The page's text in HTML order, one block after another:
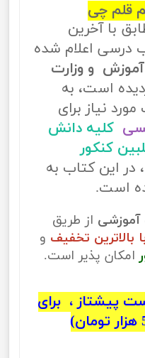
قلم چی
با آخرین
درسی اعلام شده
و وزارت
است، به
نیاز برای
کلیه دانش
کنکور
، در این کتاب به
است.
از طریق
بالاترین تخفیف و
امکان پذیر است.
پیشتاز ، برای